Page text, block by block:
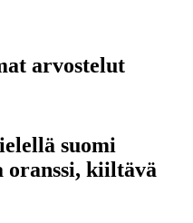
arvostelut
suomi
oranssi, kiiltävä